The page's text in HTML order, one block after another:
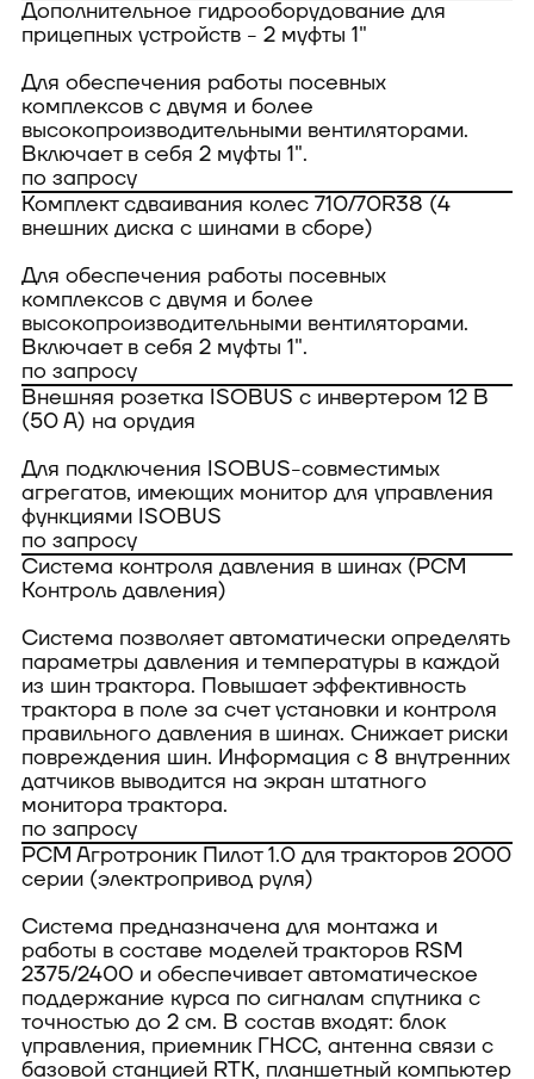
Дополнительное гидрооборудование для
прицепных устройств - 2 муфты 1"
Для обеспечения работы посевных
комплексов с двумя и более
высокопроизводительными вентиляторами.
Включает в себя 2 муфты 1".
по запросу
Комплект сдваивания колес 710/70R38 (4
внешних диска с шинами в сборе)
Для обеспечения работы посевных
комплексов с двумя и более
высокопроизводительными вентиляторами.
Включает в себя 2 муфты 1".
по запросу
Внешняя розетка ISOBUS c инвертером 12 В
(50 А) на орудия
Для подключения ISOBUS-совместимых
агрегатов, имеющих монитор для управления
функциями ISOBUS
по запросу
Система контроля давления в шинах (РСМ
Контроль давления)
Система позволяет автоматически определять
параметры давления и температуры в каждой
из шин трактора. Повышает эффективность
трактора в поле за счет установки и контроля
правильного давления в шинах. Снижает риски
повреждения шин. Информация с 8 внутренних
датчиков выводится на экран штатного
монитора трактора.
по запросу
РСМ Агротроник Пилот 1.0 для тракторов 2000
серии (электропривод руля)
Система предназначена для монтажа и
работы в составе моделей тракторов RSM
2375/2400 и обеспечивает автоматическое
поддержание курса по сигналам спутника с
точностью до 2 см. В состав входят: блок
управления, приемник ГНСС, антенна связи с
базовой станцией RTK, планшетный компьютер